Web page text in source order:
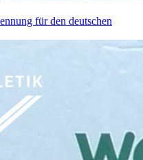
für den deutschen